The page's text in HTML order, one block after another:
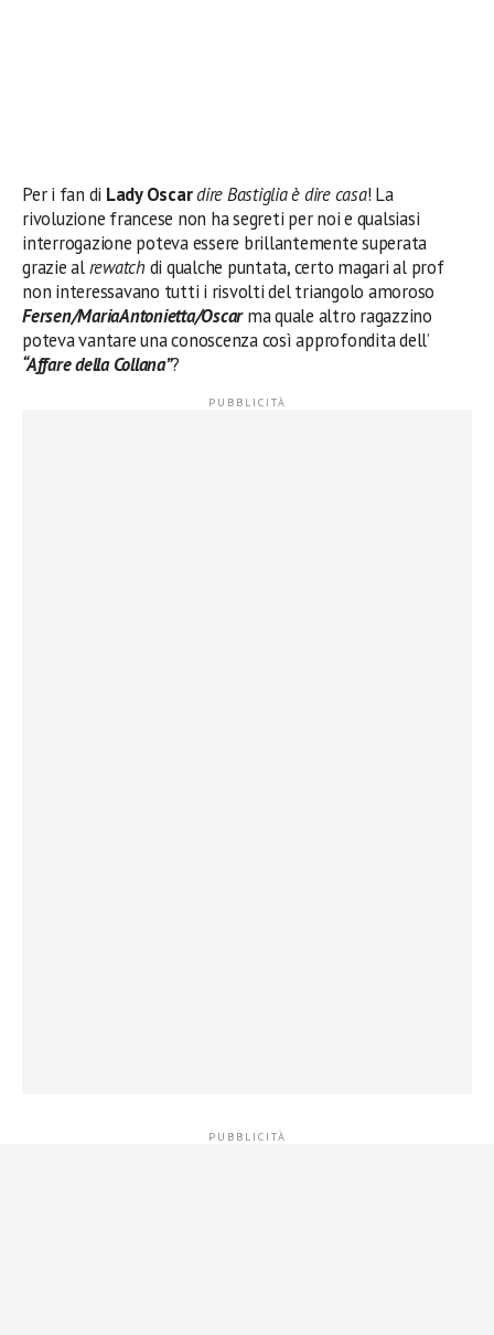
Per i fan di Lady Oscardire Bastiglia è dire casa! La
rivoluzione francese non ha segreti per noi e qualsiasi
interrogazione poteva essere brillantemente superata
grazie alrewatch di qualche puntata, certo magari al prof
non interessavano tutti i risvolti del triangolo amoroso
Fersen/MariaAntonietta/Oscarma quale altro ragazzino
poteva vantare una conoscenza così approfondita dell’
“Affare della Collana”?